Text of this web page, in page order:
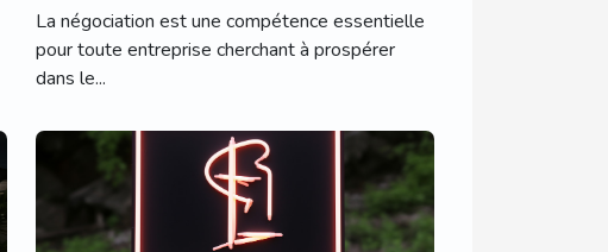
La négociation est une compétence essentielle
pour toute entreprise cherchant à prospérer
dans le...